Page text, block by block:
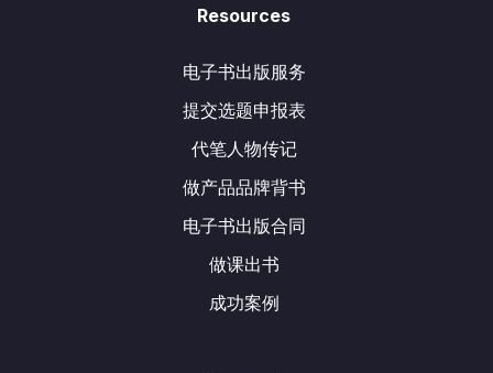
Resources
电子书出版服务
提交选题申报表
代笔人物传记
做产品品牌背书
电子书出版合同
做课出书
成功案例